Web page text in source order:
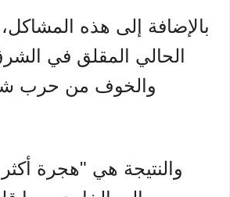
بالإضافة إلى هذه
الحالي المقلق في
والخوف من حرب
والنتيجة هي "هجرة